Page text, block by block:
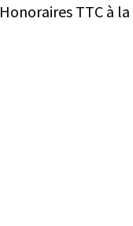
Honoraires TTC à